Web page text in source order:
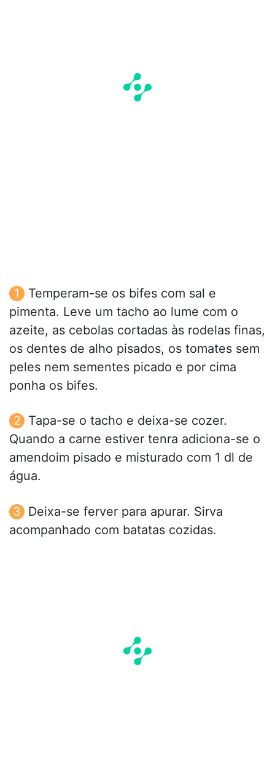
Temperam-se os bifes com sal e
pimenta. Leve um tacho ao lume com o
azeite, as cebolas cortadas às rodelas finas,
os dentes de alho pisados, os tomates sem
peles nem sementes picado e por cima
ponha os bifes.
Tapa-se o tacho e deixa-se cozer.
Quando a carne estiver tenra adiciona-se o
amendoim pisado e misturado com 1 dl de
água.
Deixa-se ferver para apurar. Sirva
acompanhado com batatas cozidas.